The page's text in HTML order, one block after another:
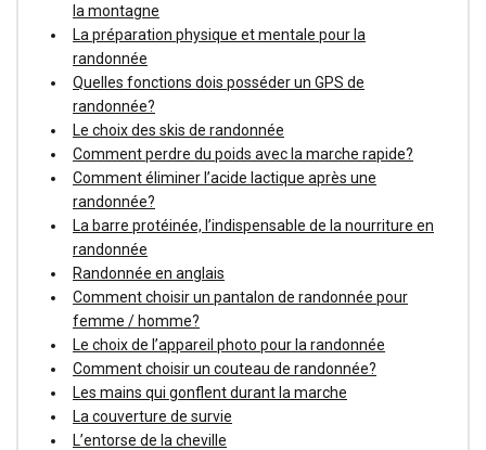
la montagne
La préparation physique et mentale pour la
randonnée
Quelles fonctions dois posséder un GPS de
randonnée?
Le choix des skis de randonnée
Comment perdre du poids avec la marche rapide?
Comment éliminer l’acide lactique après une
randonnée?
La barre protéinée, l’indispensable de la nourriture en
randonnée
Randonnée en anglais
Comment choisir un pantalon de randonnée pour
femme / homme?
Le choix de l’appareil photo pour la randonnée
Comment choisir un couteau de randonnée?
Les mains qui gonflent durant la marche
La couverture de survie
L’entorse de la cheville